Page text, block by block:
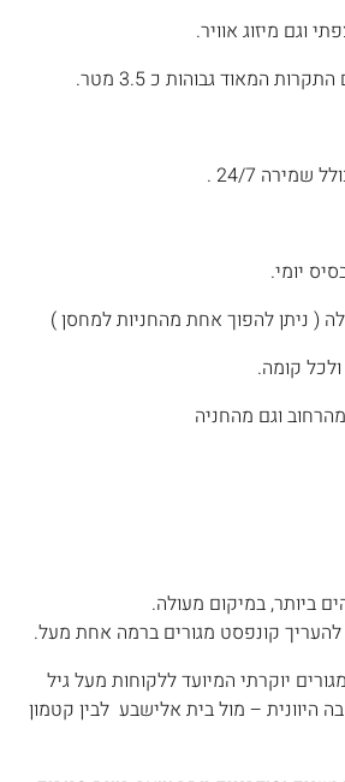
וגם מיזוג אוויר.
המאוד גבוהות כ 3.5 מטר.
שמירה 24/7 .
יומי.
( ניתן להפוך אחת מהחניות למחסן )
קומה.
וגם מהחניה
ביותר, במיקום מעולה.
להעריך קונפסט מגורים ברמה אחת מעל.
יוקרתי המיועד ללקוחות מעל גיל
היוונית – מול בית אלישבע לבין קטמון